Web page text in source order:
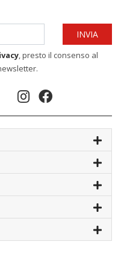
, presto il consenso al